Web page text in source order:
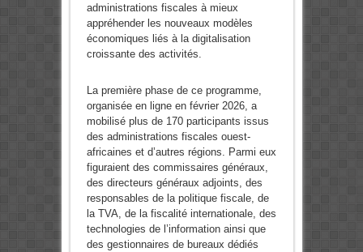
administrations fiscales à mieux
appréhender les nouveaux modèles
économiques liés à la digitalisation
croissante des activités.
La première phase de ce programme,
organisée en ligne en février 2026, a
mobilisé plus de 170 participants issus
des administrations fiscales ouest-
africaines et d’autres régions. Parmi eux
figuraient des commissaires généraux,
des directeurs généraux adjoints, des
responsables de la politique fiscale, de
la TVA, de la fiscalité internationale, des
technologies de l’information ainsi que
des gestionnaires de bureaux dédiés